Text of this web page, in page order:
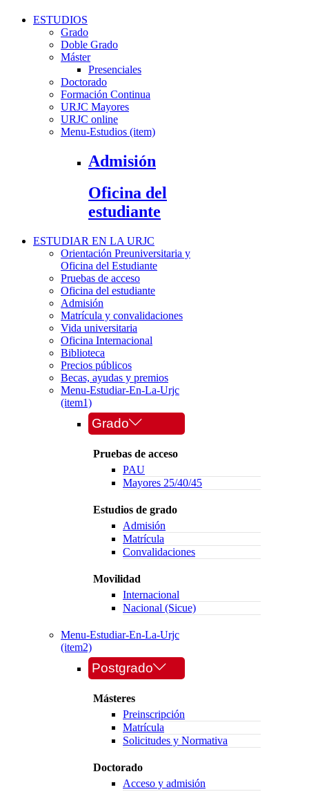
ESTUDIOS
Grado
Doble Grado
Máster
Presenciales
Doctorado
Formación Continua
URJC Mayores
URJC online
Menu-Estudios (item)
Admisión
Oficina del
estudiante
ESTUDIAR EN LA URJC
Orientación Preuniversitaria y
Oficina del Estudiante
Pruebas de acceso
Oficina del estudiante
Admisión
Matrícula y convalidaciones
Vida universitaria
Oficina Internacional
Biblioteca
Precios públicos
Becas, ayudas y premios
Menu-Estudiar-En-La-Urjc
(item1)
Grado
Pruebas de acceso
PAU
Mayores 25/40/45
Estudios de grado
Admisión
Matrícula
Convalidaciones
Movilidad
Internacional
Nacional (Sicue)
Menu-Estudiar-En-La-Urjc
(item2)
Postgrado
Másteres
Preinscripción
Matrícula
Solicitudes y Normativa
Doctorado
Acceso y admisión